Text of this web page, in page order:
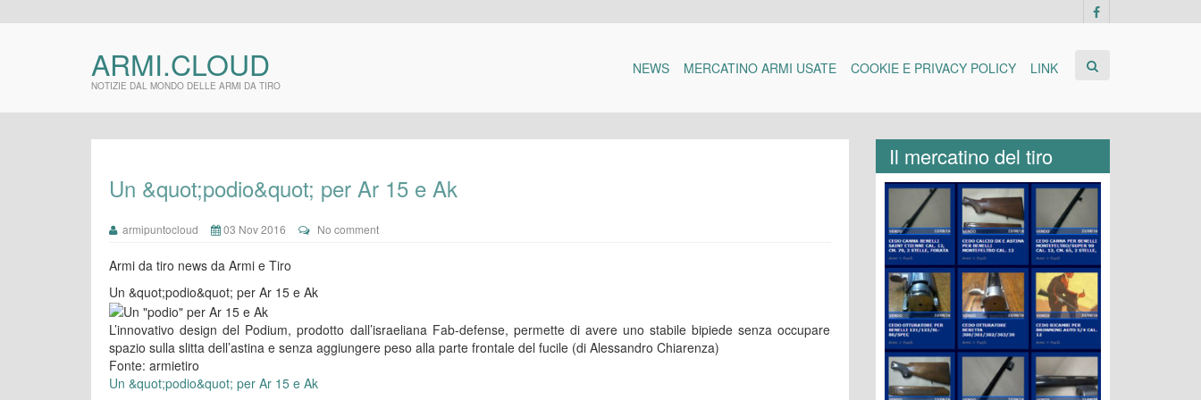
ARMI.CLOUD
NOTIZIE DAL MONDO DELLE ARMI DA TIRO
NEWS MERCATINO ARMI USATE COOKIE E PRIVACY POLICY LINK
Un &quot;podio&quot; per Ar 15 e Ak
armipuntocloud 03 Nov 2016 No comment
Armi da tiro news da Armi e Tiro
Un &quot;podio&quot; per Ar 15 e Ak
L’innovativo design del Podium, prodotto dall’israeliana Fab-defense, permette di avere uno stabile bipiede senza occupare
spazio sulla slitta dell’astina e senza aggiungere peso alla parte frontale del fucile (di Alessandro Chiarenza)
Fonte: armietiro
Un &quot;podio&quot; per Ar 15 e Ak
Il mercatino del tiro